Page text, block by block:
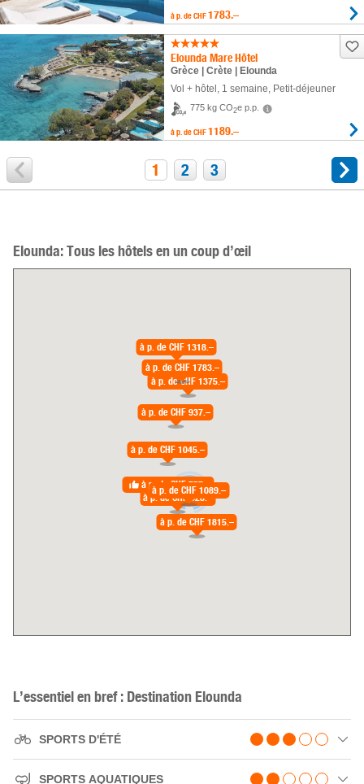
à p. de CHF 1783.–
Elounda Mare Hôtel
Grèce | Crète | Elounda
Vol + hôtel 1 semaine , Petit-déjeuner
775 kg CO2e p.p.
à p. de CHF 1189.–
1 2 3
Elounda: Tous les hôtels en un coup d’œil
3
à p. de
CHF 757.–
à p. de CHF 828.–
à p. de CHF 937.–
à p. de CHF 1045.–
à p. de CHF 1089.–
à p. de CHF 1318.–
à p. de CHF 1375.–
à p. de CHF 1783.–
à p. de CHF 1815.–
L’essentiel en bref : Destination Elounda
SPORTS D'ÉTÉ
SPORTS AQUATIQUES